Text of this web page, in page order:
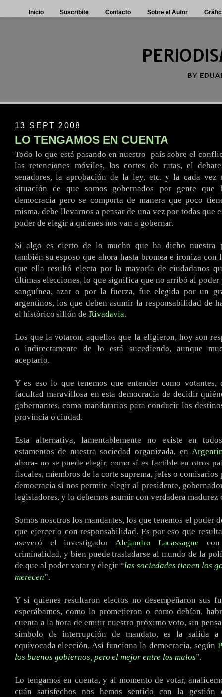
Inicio Suscribite Contacto Sobre el Autor
13 SEPT 2008
LO TENGAMOS EN CUENTA
Todo lo que está pasando en nuestro país sobre el
las retenciones móviles, los cortes de rutas, el
senadores, la aprobación de la ley, etc. y la cada vez
situación de que somos gobernados por gente que
democracia pero se comporta de manera que poco
misma, debe llevarnos a pensar de una vez por todas que
poder de elegir a quienes nos van a gobernar.
Si algo es cierto de lo mucho que ha dicho nuestra
también su esposo que ahora hasta bromea e ironiza con
que ella resultó electa por la mayoría de ciudadanos
últimas elecciones, lo que significa que no arribó al poder
sanguínea, azar o por la fuerza, fue elegida por un
argentinos, los que deben asumir la responsabilidad de
el histórico sillón de Rivadavia.
Los que la votaron, aquellos que la eligieron, hoy son
o indirectamente de lo está sucediendo, aunque
aceptarlo.
Y es eso lo que tenemos que entender como votantes,
facultad maravillosa en esta democracia de decidir
gobernantes, como mandatarios para conducir los
provincia o ciudad.
Esta alternativa, lamentablemente no existe en
estamentos de nuestra sociedad organizada, en
ahora- no se puede elegir, como sí es factible en otros
fiscales, miembros de la corte suprema, jefes o comisarios
democracia sí nos permite elegir al presidente,
legisladores, y lo debemos asumir con verdadera madurez
Somos nosotros los mandantes, los que tenemos el poder
que ejercerlo con responsabilidad. Es por eso que
aseveró el investigador Alejandro Lacassagne
criminalidad, y bien puede trasladarse al mundo de la
de que al poder votar y elegir “las sociedades tienen los
merecen”.
Y si quienes resultaron electos no desempeñaron sus
esperábamos, como lo prometieron o como debían,
cuenta a la hora de emitir nuestro próximo voto, sin
símbolo de interrupción de mandato, es la salida
equivocada elección. Así funciona la democracia, según
los buenos gobiernos, pero el mejor entre los malos”.
Lo tengamos en cuenta, y al momento de votar,
cuán satisfechos nos hemos sentido con la gestión